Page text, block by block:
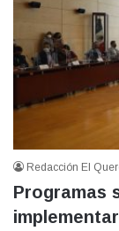
Redacción El
Programas